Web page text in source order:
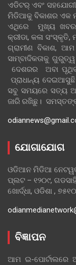
ଏଡିଟର୍ ଏବଂ
ମିଡିଆକୁ ବିକାଶର ଏକ
ଏଥିରେ ମୁଖ୍ୟ ଖବର
କ୍ରୀଡା, କଳା
ଗ୍ରାମୀଣ
ସାମ୍ବାଦିକତାକୁ
ଦେଶରର ଅବା
ପ୍ରାଧାନ୍ୟ
ସବୁ ସମୟରେ ସତ୍ୟ
ଜାରି ରଖିଛୁ।
ଯୋଗାଯୋଗ
ଓଡିଆନ ମିଡିଆ
ପ୍ଲଟ – ୧୨୦୯,
ଖୋର୍ଦ୍ଧା, ଓଡିଶା ,
ବିଜ୍ଞାପନ
ଆମ ଇ-ପୋର୍ଟାଲରେ